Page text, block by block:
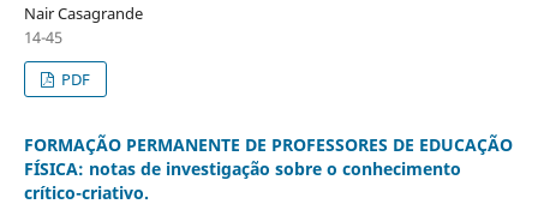
Nair Casagrande
14-45
PDF
FORMAÇÃO PERMANENTE DE PROFESSORES DE EDUCAÇÃO
FÍSICA: notas de investigação sobre o conhecimento
crítico-criativo.